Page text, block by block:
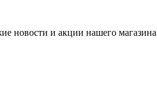
новости и акции нашего